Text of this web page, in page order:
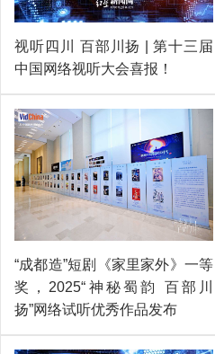
视听四川 百部川扬 | 第十三届
中国网络视听大会喜报！
“成都造”短剧《家里家外》一等
奖，2025“神秘蜀韵 百部川
扬”网络试听优秀作品发布